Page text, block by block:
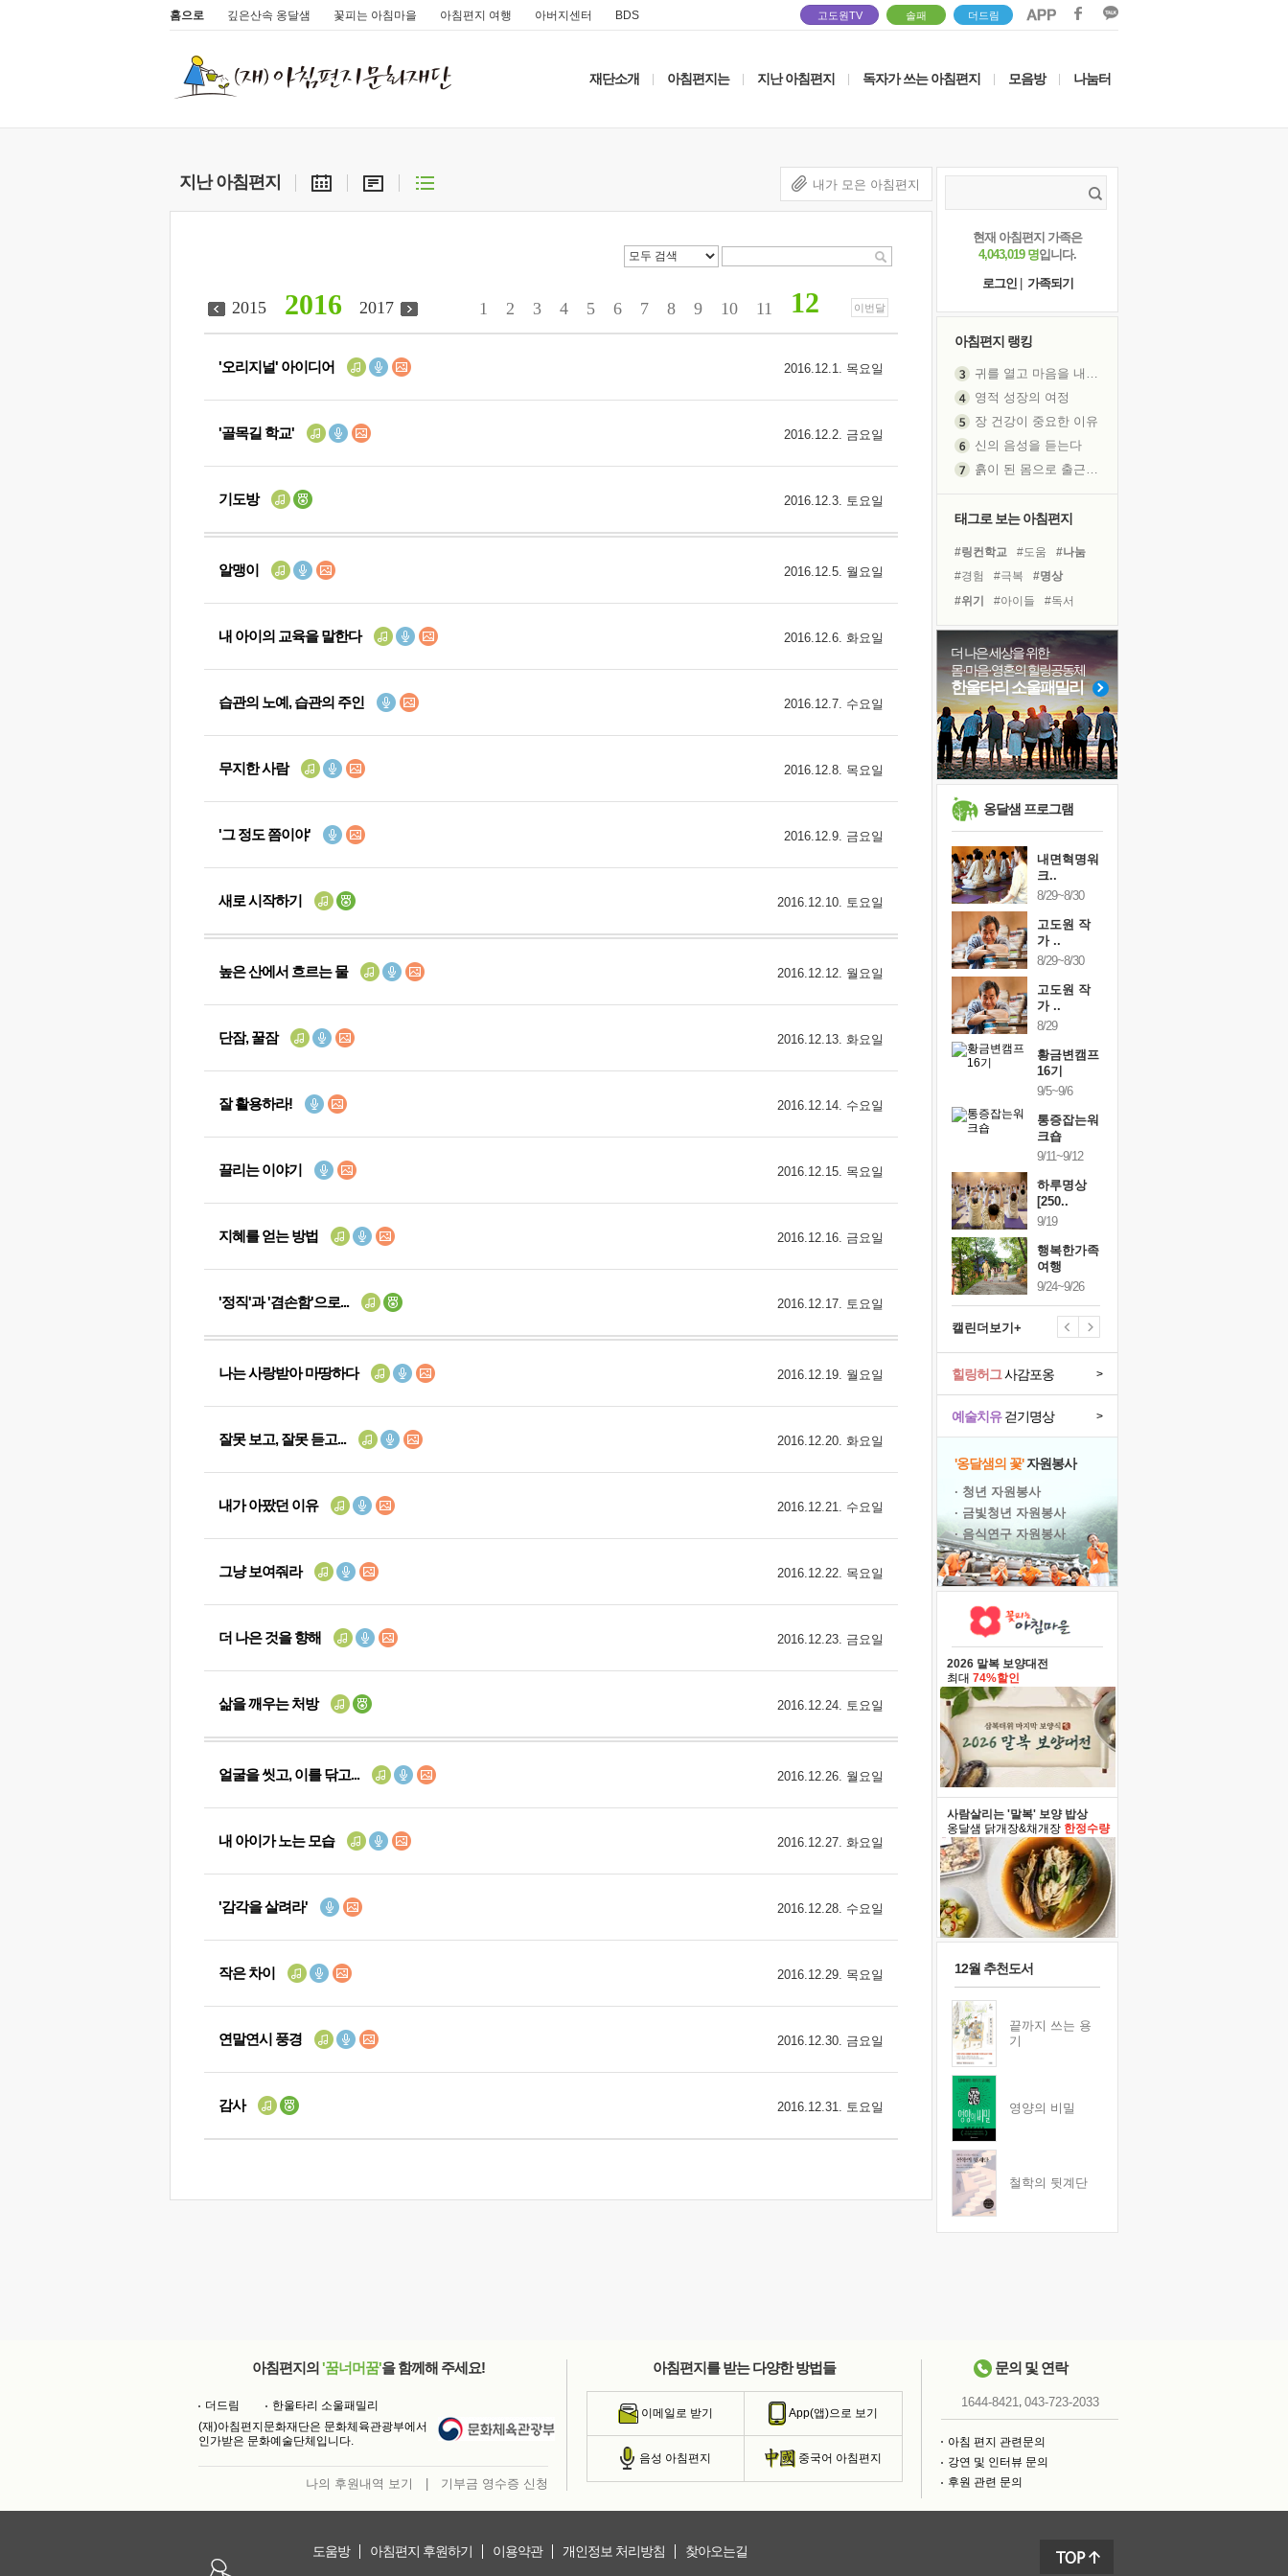
홈으로 깊은산속 옹달샘 꽃피는 아침마을 아침편지 여행 아버지센터 BDS 고도원TV 솔패 더드림
재단소개 아침편지는 지난 아침편지 독자가 쓰는 아침편지 모음방 나눔터
지난 아침편지 내가 모은 아침편지
2016
2015 2017 1 2 3 4 5 6 7 8 9 10 11 12 이번달
'오리지널' 아이디어 2016.12.1. 목요일
'골목길 학교' 2016.12.2. 금요일
기도방 2016.12.3. 토요일
알맹이 2016.12.5. 월요일
내 아이의 교육을 말한다 2016.12.6. 화요일
습관의 노예, 습관의 주인 2016.12.7. 수요일
무지한 사람 2016.12.8. 목요일
'그 정도 쯤이야' 2016.12.9. 금요일
새로 시작하기 2016.12.10. 토요일
높은 산에서 흐르는 물 2016.12.12. 월요일
단잠, 꿀잠 2016.12.13. 화요일
잘 활용하라! 2016.12.14. 수요일
끌리는 이야기 2016.12.15. 목요일
지혜를 얻는 방법 2016.12.16. 금요일
'정직'과 '겸손함'으로... 2016.12.17. 토요일
나는 사랑받아 마땅하다 2016.12.19. 월요일
잘못 보고, 잘못 듣고... 2016.12.20. 화요일
내가 아팠던 이유 2016.12.21. 수요일
그냥 보여줘라 2016.12.22. 목요일
더 나은 것을 향해 2016.12.23. 금요일
삶을 깨우는 처방 2016.12.24. 토요일
얼굴을 씻고, 이를 닦고... 2016.12.26. 월요일
내 아이가 노는 모습 2016.12.27. 화요일
'감각을 살려라' 2016.12.28. 수요일
작은 차이 2016.12.29. 목요일
연말연시 풍경 2016.12.30. 금요일
감사 2016.12.31. 토요일
현재 아침편지 가족은
4,043,019 명입니다.
로그인
가족되기
아침편지 랭킹
귀를 열고 마음을 내어주고
영적 성장의 여정
장 건강이 중요한 이유
신의 음성을 듣는다
흙이 된 몸으로 출근하는 여자
졸업식 사진을 보며
극심한 변비, 어깨결림, 수면 장애
아픈 아버지를 위한 공간 설계
슬럼프
보고 싶은 어머니
유년 시절의 부산 영도 바다
못된 꼰대들
희망이란
'모른다'는 것
태그로 보는 아침편지
#링컨학교 #도움
#나눔
#경험
#극복
#명상
#위기
#아이들
#독서
#독서캠프
#사람
#바이러스
#희망
#삶
#선택
#리더
#건강
#다짐
#친구
#면역력
#힐링
#비전캠프
더 나은 세상을 위한
몸·마음·영혼의 힐링공동체
한울타리 소울패밀리
옹달샘 프로그램
10/9~10/10
크..
17기
크숍
크..
내면혁명워
크..
8/29~8/30
고도원 작
가 ..
8/29~8/30
고도원 작
가 ..
8/29
황금변캠프
16기
9/5~9/6
통증잡는워
크숍
9/11~9/12
하루명상
[250..
9/19
행복한가족
여행
9/24~9/26
캘린더보기+
예술치유걷기명상 >
힐링허그사감포옹 >
'옹달샘의 꽃'자원봉사
· 청년 자원봉사
· 금빛청년 자원봉사
· 음식연구 자원봉사
2026 말복 보양대전
최대 74%할인
사람살리는 '말복' 보양 밥상
옹달샘 닭개장&채개장 한정수량
12월 추천도서
끝까지 쓰는 용
기
영양의 비밀
철학의 뒷계단
아침편지의 '꿈너머꿈'을 함께해 주세요!
더드림
한울타리 소울패밀리
(재)아침편지문화재단은 문화체육관광부에서
인가받은 문화예술단체입니다.
나의 후원내역 보기 기부금 영수증 신청
아침편지를 받는 다양한 방법들
이메일로 받기 App(앱)으로 보기
음성 아침편지 중국어 아침편지
문의 및 연락
1644-8421, 043-723-2033
아침 편지 관련문의
강연 및 인터뷰 문의
후원 관련 문의
도움방 아침편지 후원하기 이용약관 개인정보 처리방침 찾아오는길